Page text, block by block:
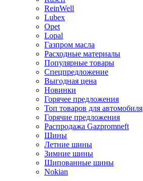
ReinWell
Lubex
Opet
Lopal
Газпром масла
Расходные материалы
Популярные товары
Спецпредложение
Выгодная цена
Новинки
Горячее предложения
Топ товаров для автомобиля
Горячие предложения
Распродажа Gazpromneft
Шины
Летние шины
Зимние шины
Шипованные шины
Nokian